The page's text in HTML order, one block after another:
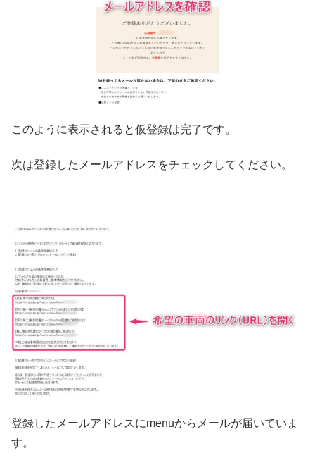
このように表示されると仮登録は完了です。
次は登録したメールアドレスをチェックしてください。
登録したメールアドレスにmenuからメールが届いていま
す。